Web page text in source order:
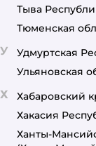
Тыва
Тюменская
У Удмуртская
Ульяновская
Х Хабаровский
Хакасия
Ханты-